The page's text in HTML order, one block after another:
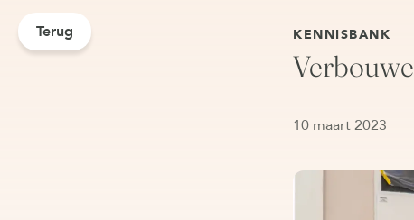
Terug KENNISBANK
10 maart 2023